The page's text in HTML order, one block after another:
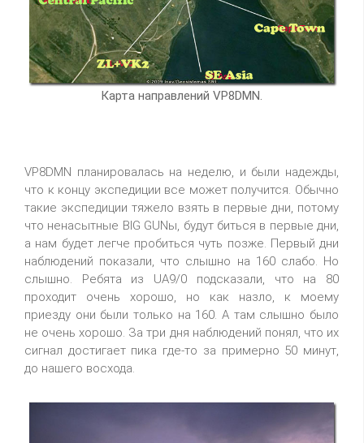
Карта направлений VP8DMN.
VP8DMN планировалась на неделю, и были надежды,
что к концу экспедиции все может получится. Обычно
такие экспедиции тяжело взять в первые дни, потому
что ненасытные BIG GUNы, будут биться в первые дни,
а нам будет легче пробиться чуть позже. Первый дни
наблюдений показали, что слышно на 160 слабо. Но
слышно. Ребята из UA9/0 подсказали, что на 80
проходит очень хорошо, но как назло, к моему
приезду они были только на 160. А там слышно было
не очень хорошо. За три дня наблюдений понял, что их
сигнал достигает пика где-то за примерно 50 минут,
до нашего восхода.